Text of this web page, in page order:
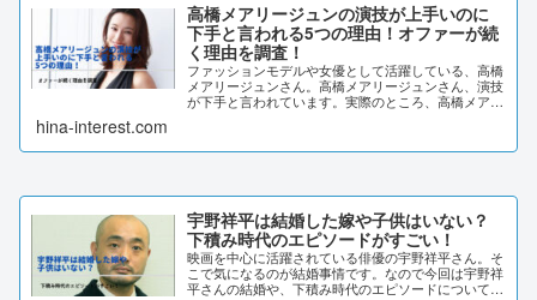
高橋メアリージュンの演技が上手いのに
下手と言われる5つの理由！オファーが続
く理由を調査！
ファッションモデルや女優として活躍している、高橋
メアリージュンさん。高橋メアリージュンさん、演技
が下手と言われています。実際のところ、高橋メアリ
に...
hina-interest.com
宇野祥平は結婚した嫁や子供はいない？
下積み時代のエピソードがすごい！
映画を中心に活躍されている俳優の宇野祥平さん。そ
こで気になるのが結婚事情です。なので今回は宇野祥
平さんの結婚や、下積み時代のエピソードについて調